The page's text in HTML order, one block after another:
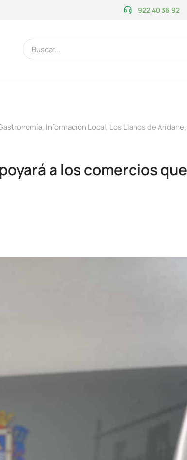
922 40 36 92
, Información Local, Los Llanos de Aridane,
a los comercios que